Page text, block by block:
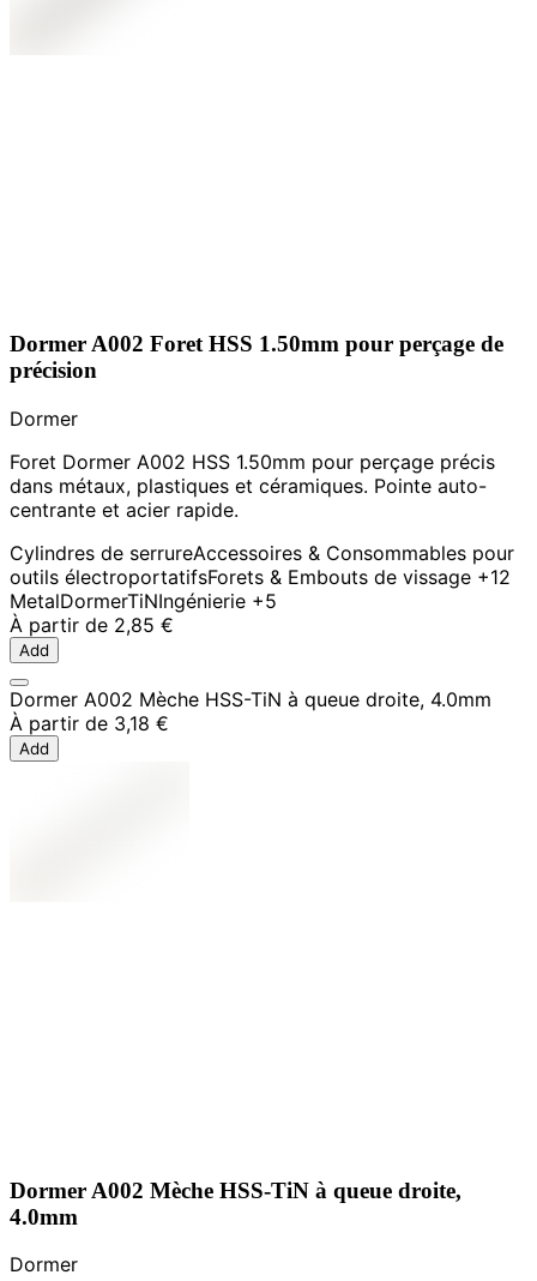
Dormer A002 Foret HSS 1.50mm pour perçage de
précision
Dormer
Foret Dormer A002 HSS 1.50mm pour perçage précis
dans métaux, plastiques et céramiques. Pointe auto-
centrante et acier rapide.
Cylindres de serrureAccessoires & Consommables pour
outils électroportatifsForets & Embouts de vissage +12
MetalDormerTiNIngénierie +5
À partir de 2,85 €
Add
Dormer A002 Mèche HSS-TiN à queue droite, 4.0mm
À partir de 3,18 €
Add
Dormer A002 Mèche HSS-TiN à queue droite,
4.0mm
Dormer